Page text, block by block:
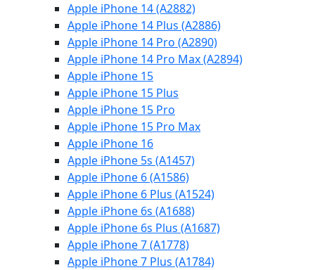
Apple iPhone 14 (A2882)
Apple iPhone 14 Plus (A2886)
Apple iPhone 14 Pro (A2890)
Apple iPhone 14 Pro Max (A2894)
Apple iPhone 15
Apple iPhone 15 Plus
Apple iPhone 15 Pro
Apple iPhone 15 Pro Max
Apple iPhone 16
Apple iPhone 5s (A1457)
Apple iPhone 6 (A1586)
Apple iPhone 6 Plus (A1524)
Apple iPhone 6s (A1688)
Apple iPhone 6s Plus (A1687)
Apple iPhone 7 (A1778)
Apple iPhone 7 Plus (A1784)